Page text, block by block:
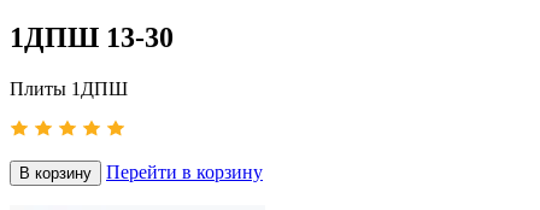
1ДПШ 13-30
Плиты 1ДПШ
В корзину Перейти в корзину